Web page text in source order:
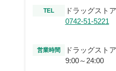
TEL
ドラッグストア
0742-51-5221
営業時間
ドラッグストア
9:00～24:00